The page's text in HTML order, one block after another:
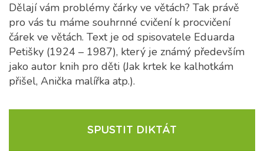
Dělají vám problémy čárky ve větách? Tak právě
pro vás tu máme souhrnné cvičení k procvičení
čárek ve větách. Text je od spisovatele Eduarda
Petišky (1924 – 1987), který je známý především
jako autor knih pro děti (Jak krtek ke kalhotkám
přišel, Anička malířka atp.).
SPUSTIT DIKTÁT